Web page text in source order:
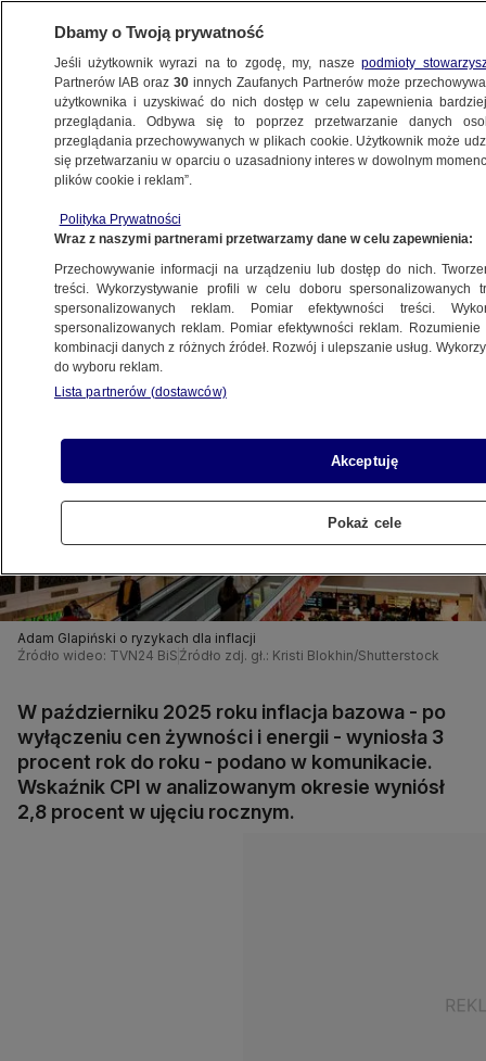
BIZNES
PIENIĄDZE
17.11.2025, 14:04
Posłuchaj artykułu
Czyta lektor AI
Adam Glapiński o ryzykach dla inflacji
Źródło wideo: TVN24 BiS Źródło zdj. gł.: Kristi Blokhin/Shutterstock
W październiku 2025 roku inflacja bazowa - po
wyłączeniu cen żywności i energii - wyniosła 3
procent rok do roku - podano w komunikacie.
Wskaźnik CPI w analizowanym okresie wyniósł
2,8 procent w ujęciu rocznym.
Dbamy o Twoją prywatność
Jeśli użytkownik wyrazi na to zgodę, my, naszepodmioty
Partnerów IAB oraz30 innych Zaufanych Partnerów może
użytkownika i uzyskiwać do nich dostęp w celu zapewnienia
przeglądania. Odbywa się to poprzez przetwarzanie danych
przeglądania przechowywanych w plikach cookie. Użytkownik może
się przetwarzaniu w oparciu o uzasadniony interes w dowolnym
plików cookie i reklam”.
Polityka Prywatności
Wraz z naszymi partnerami przetwarzamy dane w celu zapewnienia:
Przechowywanie informacji na urządzeniu lub dostęp do nich.
treści. Wykorzystywanie profili w celu doboru spersonalizowanych
spersonalizowanych reklam. Pomiar efektywności treści.
spersonalizowanych reklam. Pomiar efektywności reklam.
kombinacji danych z różnych źródeł. Rozwój i ulepszanie usług.
do wyboru reklam.
Lista partnerów (dostawców)
Akceptuję
Pokaż cele